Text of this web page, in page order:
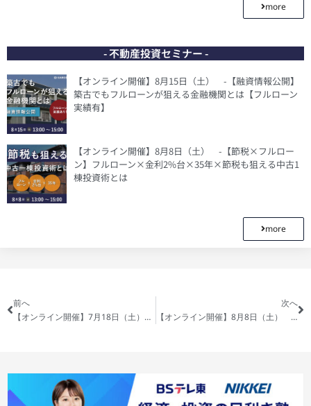
more
- 不動産投資セミナー -
【オンライン開催】8月15日（土） -【融資情報公開】
築古でもフルローンが狙える金融機関とは【フルローン
実績有】
【オンライン開催】8月8日（土） -【節税×フルロー
ン】フルローン×金利2%台×35年×節税も狙える中古1
棟投資術とは
more
前へ
【オンライン開催】7月18日（土） -【節税×フルローン】知らないと差がつく 資産防衛と節税
次へ
【オンライン開催】8月8日（土） -【節税×フルローン】フルローン×金利2%台×35年×節税も狙える中古1棟投資術とは